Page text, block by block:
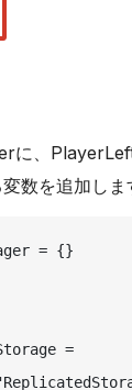
に、
数を追加しま
= {}
=